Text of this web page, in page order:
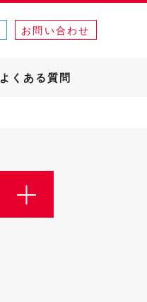
お問い合わせ
よくある質問